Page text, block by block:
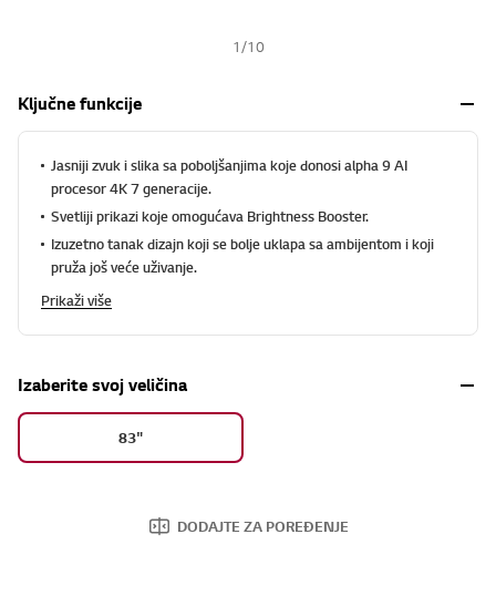
1 /10
Ključne funkcije
Jasniji zvuk i slika sa poboljšanjima koje donosi alpha 9 AI
procesor 4K 7 generacije.
Svetliji prikazi koje omogućava Brightness Booster.
Izuzetno tanak dizajn koji se bolje uklapa sa ambijentom i koji
pruža još veće uživanje.
Prikaži više
Izaberite svoj veličina
83"
DODAJTE ZA POREĐENJE